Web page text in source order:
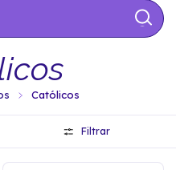
Católicos
Filtrar